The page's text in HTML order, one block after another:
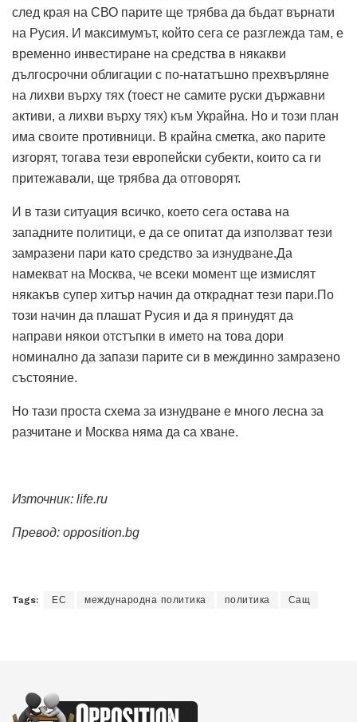
след края на СВО парите ще трябва да бъдат върнати
на Русия. И максимумът, който сега се разглежда там, е
временно инвестиране на средства в някакви
дългосрочни облигации с по-нататъшно прехвърляне
на лихви върху тях (тоест не самите руски държавни
активи, а лихви върху тях) към Украйна. Но и този план
има своите противници. В крайна сметка, ако парите
изгорят, тогава тези европейски субекти, които са ги
притежавали, ще трябва да отговорят.
И в тази ситуация всичко, което сега остава на
западните политици, е да се опитат да използват тези
замразени пари като средство за изнудване.Да
намекват на Москва, че всеки момент ще измислят
някакъв супер хитър начин да откраднат тези пари.По
този начин да плашат Русия и да я принудят да
направи някои отстъпки в името на това дори
номинално да запази парите си в междинно замразено
състояние.
Но тази проста схема за изнудване е много лесна за
разчитане и Москва няма да са хване.
Източник: life.ru
Превод: opposition.bg
Tags: ЕС международна политика политика Сащ